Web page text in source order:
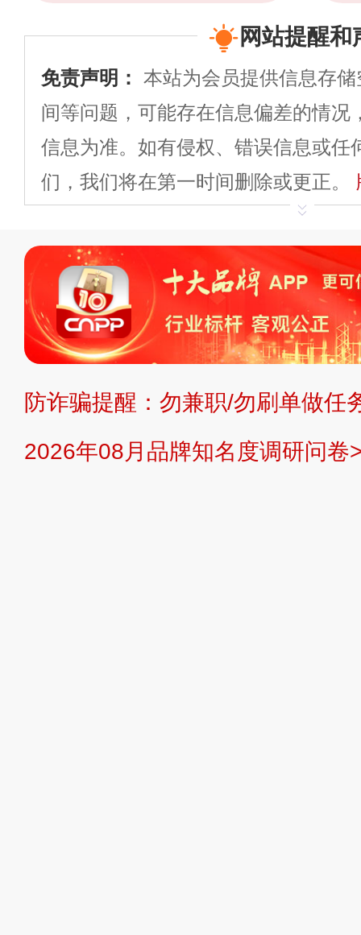
网站提醒和
免责声明： 本站为会员提供信息存
间等问题，可能存在信息偏差的情况
信息为准。如有侵权、错误信息或任
们，我们将在第一时间删除或更正。
平台自有内容（文字
标、LOGO 等）知识产权归本站所
复制、转载、商用。本站不生产产
不代理、不招商、不提供中介服务。
持投资购买的观点或意见，页面信息
提交说明： 快速提交发布>> 提交品
防诈骗提醒：勿兼职/勿刷单做任
2026年08月品牌知名度调研问卷